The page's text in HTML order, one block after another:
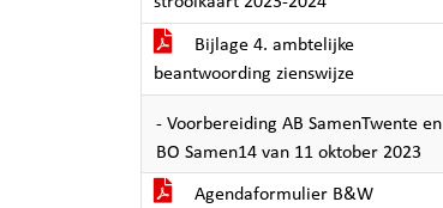
Bijlage 4. ambtelijke
beantwoording zienswijze
- Voorbereiding AB SamenTwente en
BO Samen14 van 11 oktober 2023
Agendaformulier B&W